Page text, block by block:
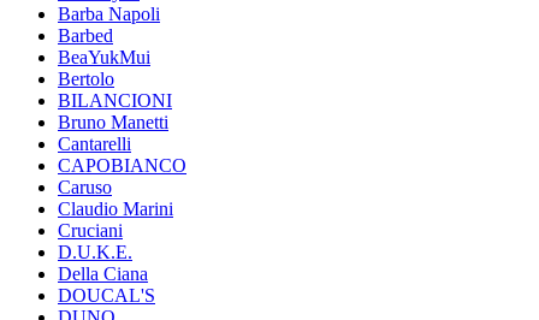
Barba Napoli
Barbed
BeaYukMui
Bertolo
BILANCIONI
Bruno Manetti
Cantarelli
CAPOBIANCO
Caruso
Claudio Marini
Cruciani
D.U.K.E.
Della Ciana
DOUCAL'S